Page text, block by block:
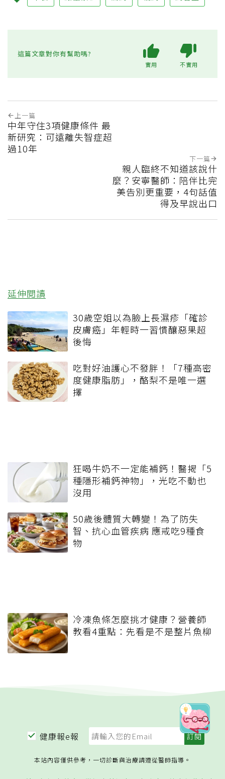
這篇文章對你有幫助嗎?
實用 不實用
上一篇
中年守住3項健康條件 最
新研究：可遠離失智症超
過10年
下一篇
親人臨終不知道該說什
麼？安寧醫師：陪伴比完
美告別更重要，4句話值
得及早說出口
延伸閱讀
30歲空姐以為臉上長濕疹「確診
皮膚癌」年輕時一習慣釀惡果超
後悔
吃對好油護心不發胖！「7種高密
度健康脂肪」，酪梨不是唯一選
擇
狂喝牛奶不一定能補鈣！醫揭「5
種隱形補鈣神物」，光吃不動也
沒用
50歲後體質大轉變！為了防失
智、抗心血管疾病 應戒吃9種食
物
冷凍魚條怎麼挑才健康？營養師
教看4重點：先看是不是整片魚柳
健康報e報
本站內容僅供參考，一切診斷與治療請遵從醫師指導。